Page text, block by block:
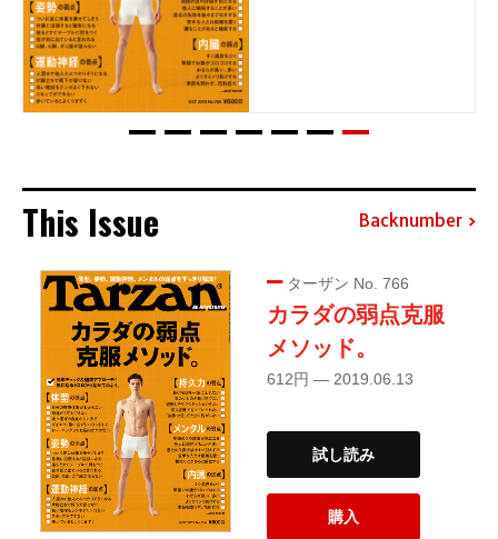
This Issue Backnumber
ターザン No. 766
カラダの弱点克服
メソッド。
612円 — 2019.06.13
試し読み
購入